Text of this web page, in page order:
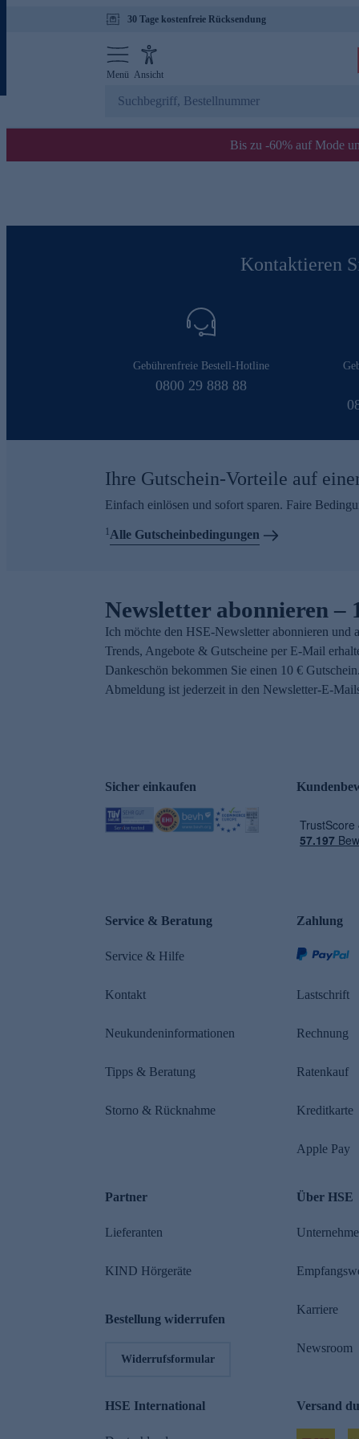
30 Tage kostenfreie Rücksendung
Menü Ansicht
Bis zu -60% auf Mode
Kontaktieren
Gebührenfreie Bestell-Hotline
0800 29 888 88
Ihre Gutschein-Vorteile auf
Einfach einlösen und sofort sparen. Faire
1Alle Gutscheinbedingungen
Newsletter abonnieren –
Ich möchte den HSE-Newsletter abonnieren und
Trends, Angebote & Gutscheine per E-Mail
Dankeschön bekommen Sie einen 10 €
Abmeldung ist jederzeit in den Newsletter-E-
Sicher einkaufen
Service & Beratung
Service & Hilfe
Kontakt
Neukundeninformationen
Tipps & Beratung
Storno & Rücknahme
Zahlung
Lastschrift
Rechnung
Ratenkauf
Kreditkarte
Apple Pay
Partner
Lieferanten
KIND Hörgeräte
Bestellung widerrufen
Widerrufsformular
Über HSE
Karriere
Newsroom
HSE International Versand